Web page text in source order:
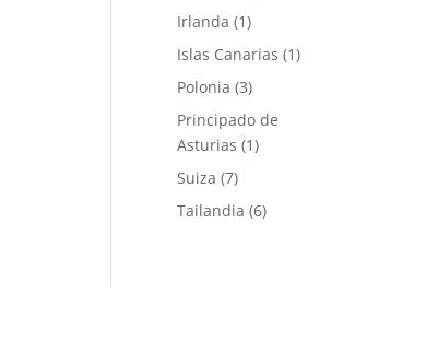
Irlanda (1)
Islas Canarias (1)
Polonia (3)
Principado de
Asturias (1)
Suiza (7)
Tailandia (6)